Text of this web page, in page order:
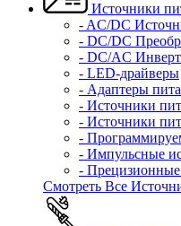
Источники
- AC/DC
- DC/DC
- DC/AC
- LED-драйверы
- Адаптеры
- Источники
- Источники
-
- Импульсные
-
Смотреть Все